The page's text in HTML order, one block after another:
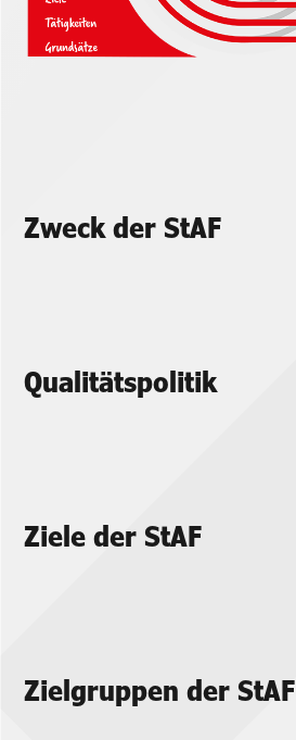
Zweck der StAF
Qualitätspolitik
Ziele der StAF
Zielgruppen der StAF